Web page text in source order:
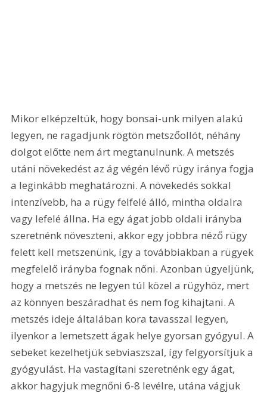
Mikor elképzeltük, hogy bonsai-unk milyen alakú
legyen, ne ragadjunk rögtön metszőollót, néhány
dolgot előtte nem árt megtanulnunk. A metszés
utáni növekedést az ág végén lévő rügy iránya fogja
a leginkább meghatározni. A növekedés sokkal
intenzívebb, ha a rügy felfelé álló, mintha oldalra
vagy lefelé állna. Ha egy ágat jobb oldali irányba
szeretnénk növeszteni, akkor egy jobbra néző rügy
felett kell metszenünk, így a továbbiakban a rügyek
megfelelő irányba fognak nőni. Azonban ügyeljünk,
hogy a metszés ne legyen túl közel a rügyhöz, mert
az könnyen beszáradhat és nem fog kihajtani. A
metszés ideje általában kora tavasszal legyen,
ilyenkor a lemetszett ágak helye gyorsan gyógyul. A
sebeket kezelhetjük sebviaszszal, így felgyorsítjuk a
gyógyulást. Ha vastagítani szeretnénk egy ágat,
akkor hagyjuk megnőni 6-8 levélre, utána vágjuk